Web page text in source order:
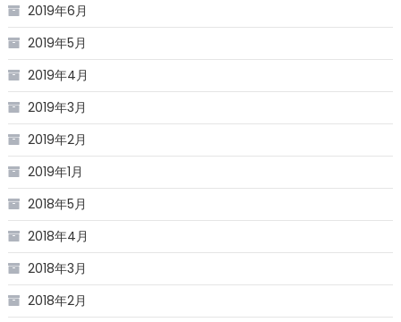
2019年6月
2019年5月
2019年4月
2019年3月
2019年2月
2019年1月
2018年5月
2018年4月
2018年3月
2018年2月